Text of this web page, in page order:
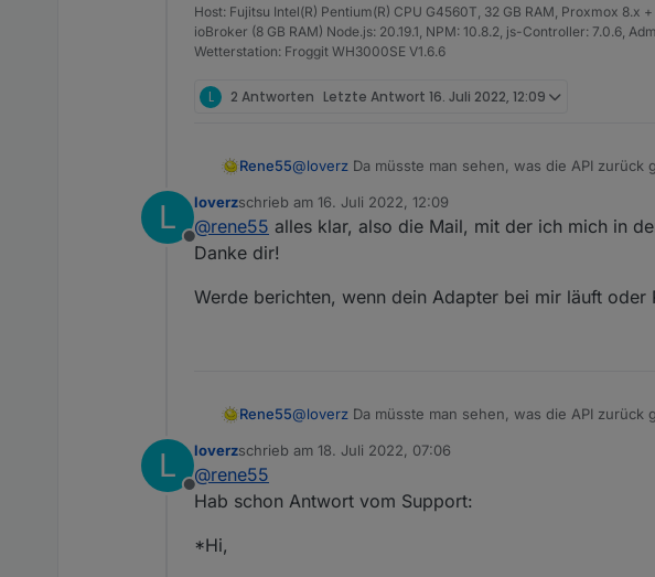
Host: Fujitsu Intel(R) Pentium(R) CPU G4560T, 32 GB RAM, Proxmox 8.x
ioBroker (8 GB RAM) Node.js: 20.19.1, NPM: 10.8.2, js-Controller: 7.0.6,
Wetterstation: Froggit WH3000SE V1.6.6
L 2 Antworten Letzte Antwort 16. Juli 2022, 12:09
Rene55@loverz Da müsste man sehen, was die API
Für die Secrets braucht der Support nur deine
App.
L
Offline
loverzschrieb am 16. Juli 2022, 12:09
zuletzt editiert von
@rene55 alles klar, also die Mail, mit der ich mich in
Danke dir!
Werde berichten, wenn dein Adapter bei mir läuft oder
Rene55@loverz Da müsste man sehen, was die API
Für die Secrets braucht der Support nur deine
L
Offline
loverzschrieb am 18. Juli 2022, 07:06
zuletzt editiert von
@rene55
Hab schon Antwort vom Support:
*Hi,